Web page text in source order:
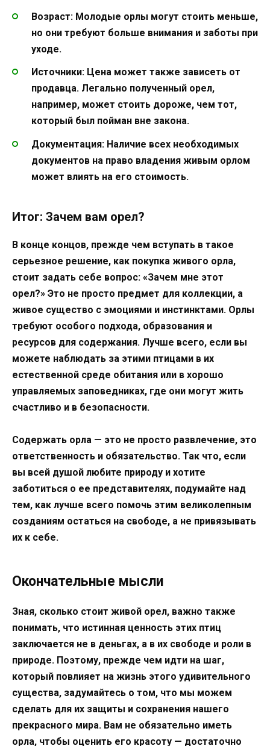
Возраст: Молодые орлы могут стоить меньше,
но они требуют больше внимания и заботы при
уходе.
Источники: Цена может также зависеть от
продавца. Легально полученный орел,
например, может стоить дороже, чем тот,
который был пойман вне закона.
Документация: Наличие всех необходимых
документов на право владения живым орлом
может влиять на его стоимость.
Итог: Зачем вам орел?
В конце концов, прежде чем вступать в такое
серьезное решение, как покупка живого орла,
стоит задать себе вопрос: «Зачем мне этот
орел?» Это не просто предмет для коллекции, а
живое существо с эмоциями и инстинктами. Орлы
требуют особого подхода, образования и
ресурсов для содержания. Лучше всего, если вы
можете наблюдать за этими птицами в их
естественной среде обитания или в хорошо
управляемых заповедниках, где они могут жить
счастливо и в безопасности.
Содержать орла — это не просто развлечение, это
ответственность и обязательство. Так что, если
вы всей душой любите природу и хотите
заботиться о ее представителях, подумайте над
тем, как лучше всего помочь этим великолепным
созданиям остаться на свободе, а не привязывать
их к себе.
Окончательные мысли
Зная, сколько стоит живой орел, важно также
понимать, что истинная ценность этих птиц
заключается не в деньгах, а в их свободе и роли в
природе. Поэтому, прежде чем идти на шаг,
который повлияет на жизнь этого удивительного
существа, задумайтесь о том, что мы можем
сделать для их защиты и сохранения нашего
прекрасного мира. Вам не обязательно иметь
орла, чтобы оценить его красоту — достаточно